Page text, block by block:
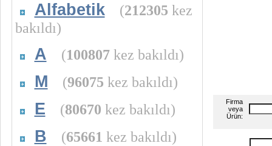
Alfabetik (212305 kez
bakıldı)
A (100807kez bakıldı)
M (96075 kez bakıldı)
E (80670 kez bakıldı)
B (65661 kez bakıldı)
Firma
veya
Ürün: